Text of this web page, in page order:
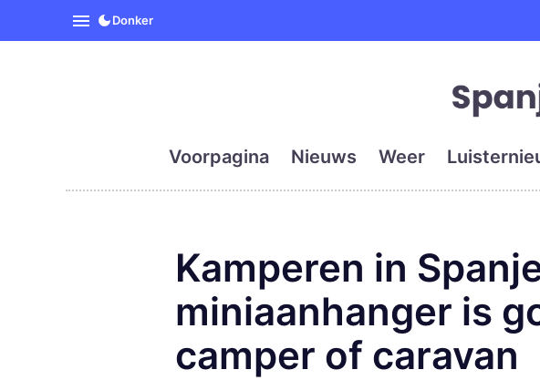
SpanjeVandaag is de eerste en
Donker
Voorpagina Nieuws Weer
Kamperen in
miniaanhanger is
camper of caravan